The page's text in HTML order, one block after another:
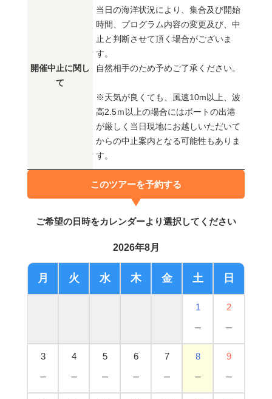
開催中止に関し
て
当日の海洋状況により、集合及び開始
時間、プログラム内容の変更及び、中
止と判断させて頂く場合がございま
す。
自然相手のため予めご了承ください。
※天気が良くても、風速10m以上、波
高2.5ｍ以上の場合にはボートの出港
が厳しく当日現地にお越しいただいて
からの中止案内となる可能性もありま
す。
このツアーを予約する
ご希望の日時をカレンダーより選択してください
2026年8月
月 火 水 木 金 土 日
1
－
2
－
3
－
4
－
5
－
6
－
7
－
8
－
9
－